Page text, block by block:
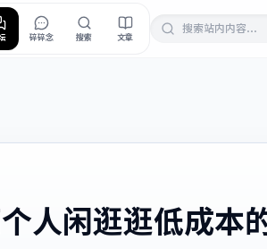
碎碎念 搜索 文章
人闲逛逛低成本